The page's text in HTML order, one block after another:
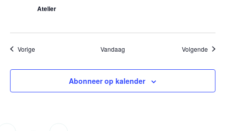
Atelier
VorigeEvenementen Vandaag Volgende
Abonneer op kalender